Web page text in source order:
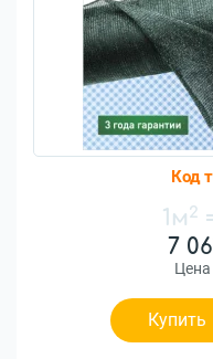
Код
7
1м2
Купить